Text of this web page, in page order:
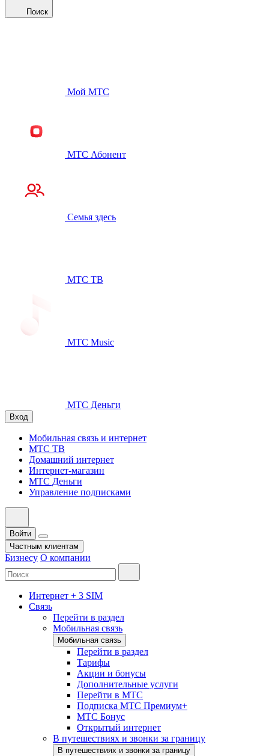
Поиск
Мой МТС
МТС Абонент
Семья здесь
МТС ТВ
МТС Music
МТС Деньги
Вход
Мобильная связь и интернет
МТС ТВ
Домашний интернет
Интернет-магазин
МТС Деньги
Управление подписками
Войти
Частным клиентам
Бизнесу О компании
Интернет + 3 SIM
Связь
Перейти в раздел
Мобильная связь
Мобильная связь
Перейти в раздел
Тарифы
Акции и бонусы
Дополнительные услуги
Перейти в МТС
Подписка МТС Премиум+
МТС Бонус
Открытый интернет
В путешествиях и звонки за границу
В путешествиях и звонки за границу